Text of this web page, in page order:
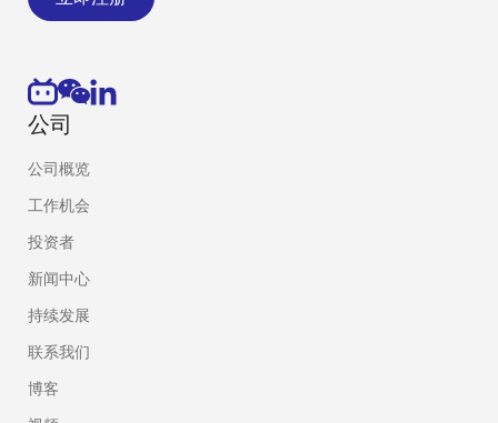
公司
公司概览
工作机会
投资者
新闻中心
持续发展
联系我们
博客